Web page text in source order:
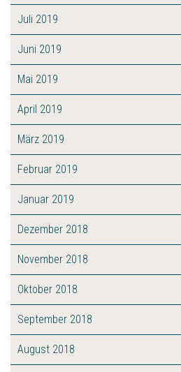
Juli 2019
Juni 2019
Mai 2019
April 2019
März 2019
Februar 2019
Januar 2019
Dezember 2018
November 2018
Oktober 2018
September 2018
August 2018